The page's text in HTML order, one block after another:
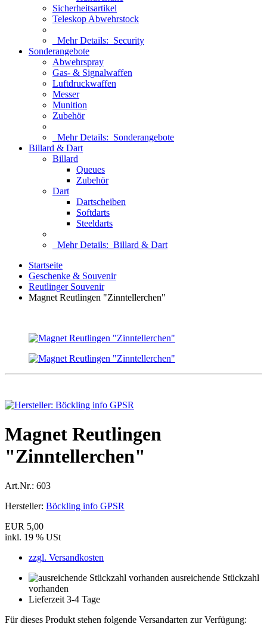
Sicherheitsartikel
Teleskop Abwehrstock
Mehr Details: Security
Sonderangebote
Abwehrspray
Gas- & Signalwaffen
Luftdruckwaffen
Messer
Munition
Zubehör
Mehr Details: Sonderangebote
Billard & Dart
Billard
Queues
Zubehör
Dart
Dartscheiben
Softdarts
Steeldarts
Mehr Details: Billard & Dart
Startseite
Geschenke & Souvenir
Reutlinger Souvenir
Magnet Reutlingen "Zinntellerchen"
Magnet Reutlingen
"Zinntellerchen"
Art.Nr.: 603
Hersteller: Böckling info GPSR
EUR 5,00
inkl. 19 % USt
zzgl. Versandkosten
ausreichende Stückzahl
vorhanden
Lieferzeit 3-4 Tage
Für dieses Produkt stehen folgende Versandarten zur Verfügung: